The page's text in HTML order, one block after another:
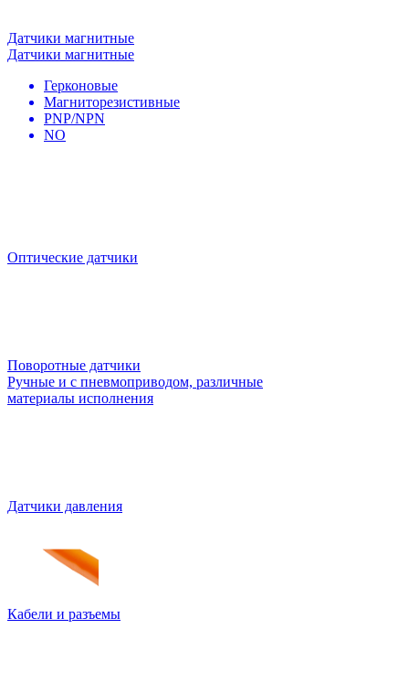
Датчики магнитные
Датчики магнитные
Герконовые
Магниторезистивные
PNP/NPN
NO
Оптические датчики
Поворотные датчики
Ручные и с пневмоприводом, различные
материалы исполнения
Датчики давления
Кабели и разъемы